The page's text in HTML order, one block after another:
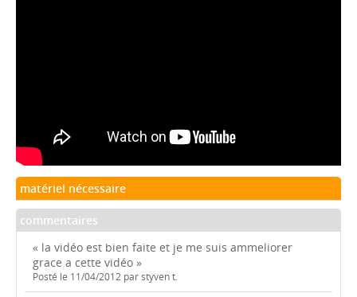
matériel nécessaire
commentaires
« la vidéo est bien faite et je me suis ammeliorer
grace a cette vidéo »
Posté le 11/04/2012 par styven t.